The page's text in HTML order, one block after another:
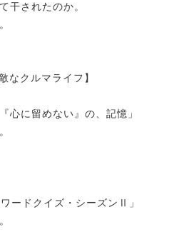
干されたのか。
。
なクルマライフ】
心に留めない』の、記憶」
。
ードクイズ・シーズンⅡ」
。